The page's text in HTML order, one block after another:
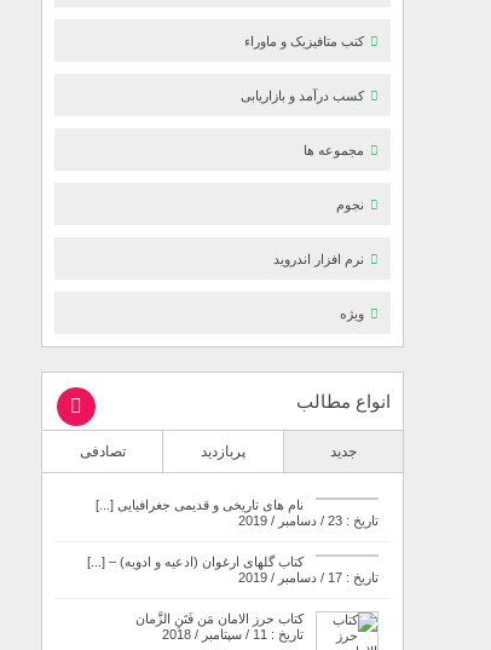
کتب متافیزیک و ماوراء
کسب درآمد و بازاریابی
مجموعه ها
نجوم
نرم افزار اندروید
ویژه
انواع مطالب
جدید پربازدید تصادفی
نام های تاریخی و قدیمی جغرافیایی [...]
تاریخ : 23 / دسامبر / 2019
کتاب گلهای ارغوان (ادعیه و ادویه) – [...]
تاریخ : 17 / دسامبر / 2019
کتاب حرز الامان مَن فَتَنِ الزَّمان
تاریخ : 11 / سپتامبر / 2018